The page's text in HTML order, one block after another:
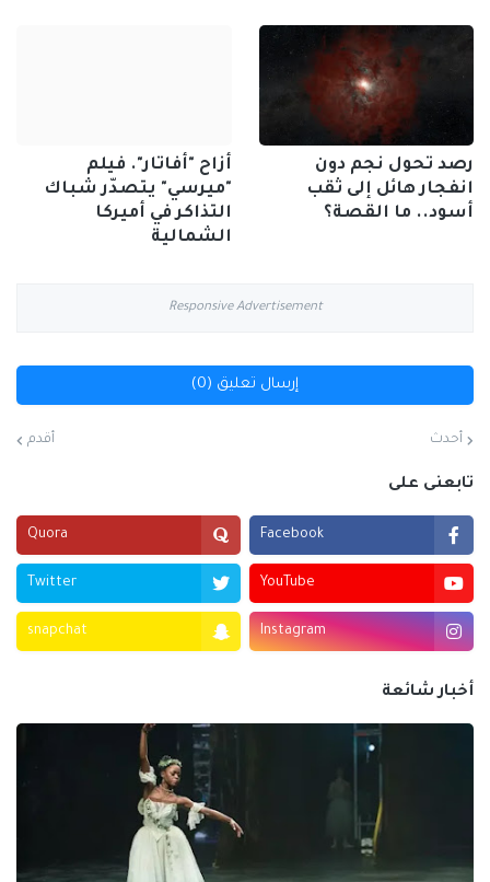
رصد تحول نجم دون
انفجار هائل إلى ثقب
أسود.. ما القصة؟
أزاح "أفاتار". فيلم
"ميرسي" يتصدّر شباك
التذاكر في أميركا
الشمالية
Responsive Advertisement
إرسال تعليق (0)
أحدث أقدم
تابعنى على
Facebook
Quora
YouTube
Twitter
Instagram
snapchat
أخبار شائعة